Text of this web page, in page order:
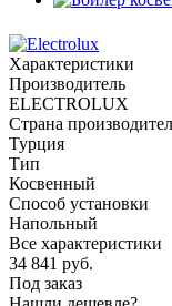
Характеристики
Производитель
ELECTROLUX
Страна
Турция
Тип
Косвенный
Способ установки
Напольный
Все характеристики
34 841 руб.
Под заказ